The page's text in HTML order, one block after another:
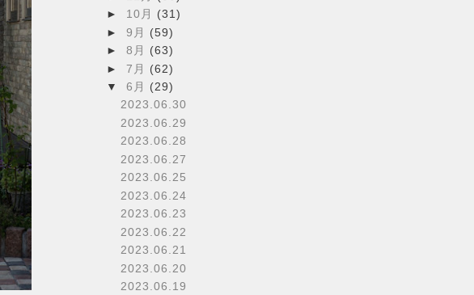
► 10月 (31)
► 9月 (59)
► 8月 (63)
► 7月 (62)
▼ 6月 (29)
2023.06.30
2023.06.29
2023.06.28
2023.06.27
2023.06.25
2023.06.24
2023.06.23
2023.06.22
2023.06.21
2023.06.20
2023.06.19